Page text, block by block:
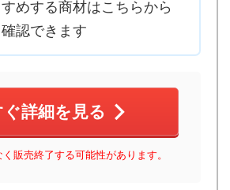
すめする商材はこちらから
確認できます
詳細を見る
販売終了する可能性があります。